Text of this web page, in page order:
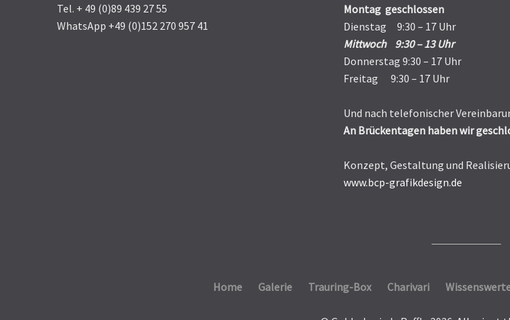
Tel. + 49 (0)89 439 27 55
WhatsApp +49 (0)152 270 957 41
Montag geschlossen
Dienstag 9:30 – 17 Uhr
Mittwoch 9:30 – 13 Uhr
Donnerstag 9:30 – 17 Uhr
Freitag 9:30 – 17 Uhr
Und nach telefonischer
An Brückentagen haben wir
Konzept, Gestaltung und
www.bcp-grafikdesign.de
Home Galerie Trauring-Box Charivari